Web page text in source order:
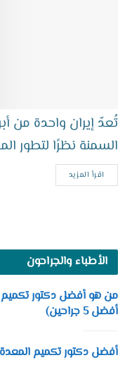
تُعدّ إيران واحدة من
السمنة نظرًا لتطور
وتكاليف العلاج
اقرأ المزيد
الأطباء والجراحون
من هو أفضل دكتور
أفضل 5 جراحين)
أفضل دكتور تكميم